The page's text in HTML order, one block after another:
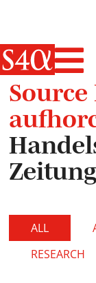
RESEARCH
ALL